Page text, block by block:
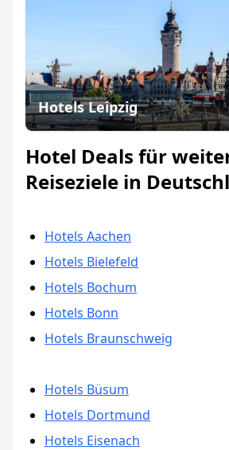
Hotels Leipzig
Hotel Deals für
Reiseziele in
Hotels Aachen
Hotels Bielefeld
Hotels Bochum
Hotels Bonn
Hotels Braunschweig
Hotels Büsum
Hotels Dortmund
Hotels Eisenach